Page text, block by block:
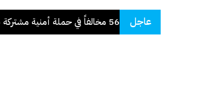
عاجل"الداخلية": ضبط 56 مخالفاً في حملة أمنية مشتركة بالتعاون مع "القوى العاملة"